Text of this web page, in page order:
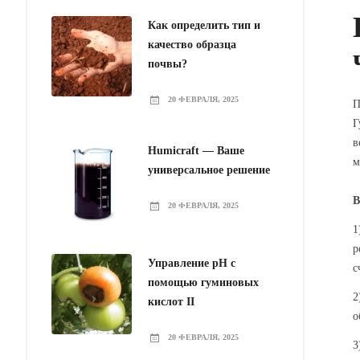
Как определить тип и
качество образца
почвы?
20 ФЕВРАЛЯ, 2025
Humicraft — Ваше
универсальное решение
20 ФЕВРАЛЯ, 2025
Управление pH с
помощью гуминовых
кислот II
20 ФЕВРАЛЯ, 2025